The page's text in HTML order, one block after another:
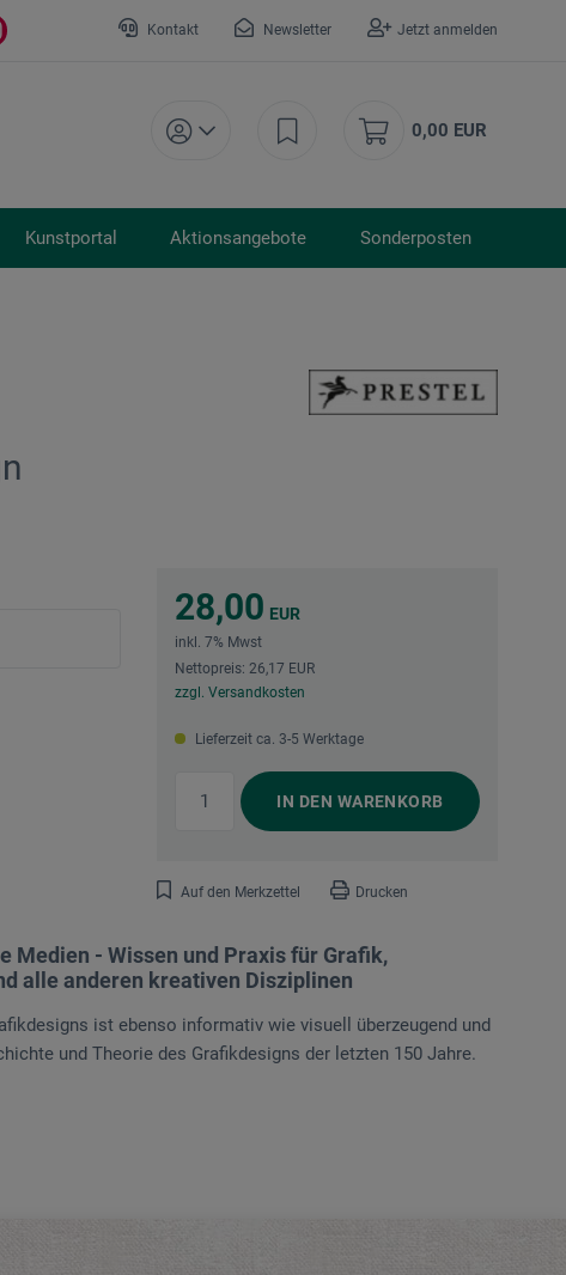
Kontakt Newsletter Jetzt anmelden
0,00 EUR
Kunstportal Aktionsangebote Sonderposten
28,00 EUR
inkl. 7% Mwst
Nettopreis: 26,17 EUR
zzgl. Versandkosten
Lieferzeit ca. 3-5 Werktage
IN DEN WARENKORB
Auf den Merkzettel Drucken
Medien - Wissen und Praxis für Grafik,
alle anderen kreativen Disziplinen
ist ebenso informativ wie visuell überzeugend und
und Theorie des Grafikdesigns der letzten 150 Jahre.